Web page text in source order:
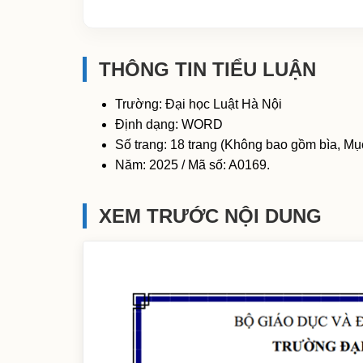
THÔNG TIN TIỂU LUẬN
Trường: Đại học Luật Hà Nội
Định dạng: WORD
Số trang: 18 trang (Không bao gồm bìa,
Năm: 2025 / Mã số: A0169.
XEM TRƯỚC NỘI DUNG